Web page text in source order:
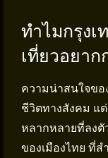
ทำไมกรุงเ
เที่ยวอยา
ความน่าสนใจขอ
ชีวิตทางสังคม แ
หลากหลายที่ลง
ของเมืองไทย ที่